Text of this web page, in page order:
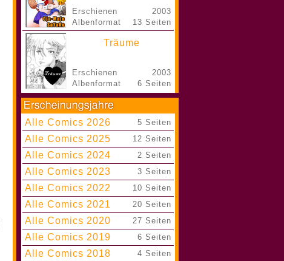
Erschienen
Albenformat
2003
13 Seiten
Träume
Erschienen
Albenformat
2003
6 Seiten
Alle Comics 2026 5 Seiten
Alle Comics 2025 12 Seiten
Alle Comics 2024 2 Seiten
Alle Comics 2023 3 Seiten
Alle Comics 2022 10 Seiten
Alle Comics 2021 20 Seiten
Alle Comics 2020 27 Seiten
Alle Comics 2019 6 Seiten
Alle Comics 2018 4 Seiten